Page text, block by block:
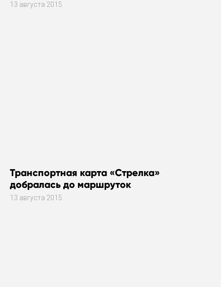
13 августа 2015
Транспортная карта «Стрелка»
добралась до маршруток
13 августа 2015